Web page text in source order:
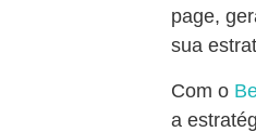
page,
sua
Com o
a